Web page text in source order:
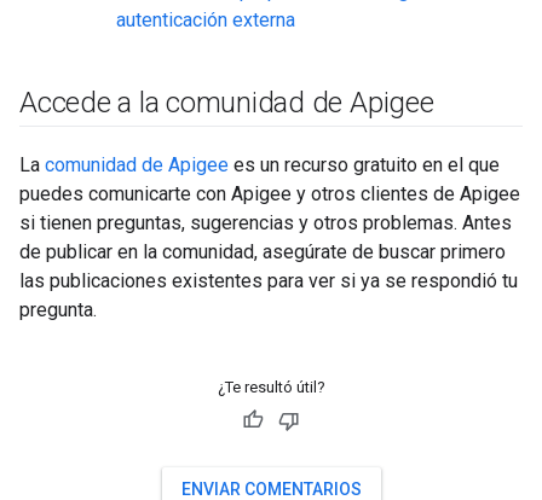
autenticación externa
Accede a la comunidad de Apigee
La comunidad de Apigee es un recurso gratuito en el que
puedes comunicarte con Apigee y otros clientes de Apigee
si tienen preguntas, sugerencias y otros problemas. Antes
de publicar en la comunidad, asegúrate de buscar primero
las publicaciones existentes para ver si ya se respondió tu
pregunta.
¿Te resultó útil?
ENVIAR COMENTARIOS